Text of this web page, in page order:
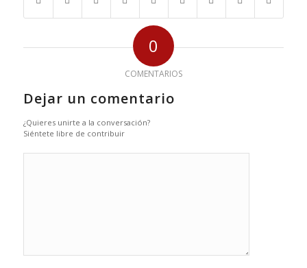
0
COMENTARIOS
Dejar un comentario
¿Quieres unirte a la conversación?
Siéntete libre de contribuir